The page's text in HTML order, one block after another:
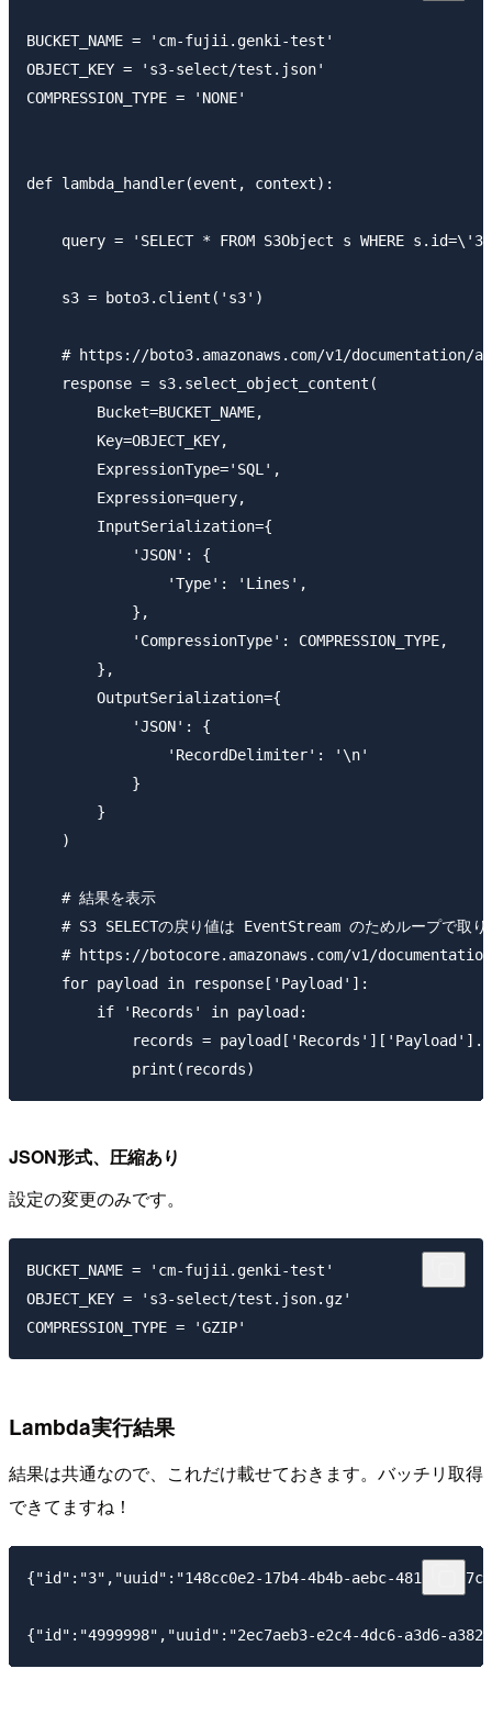
BUCKET_NAME = 'cm-fujii.genki-test'
OBJECT_KEY = 's3-select/test.json'
COMPRESSION_TYPE = 'NONE'
def lambda_handler(event, context):
query = 'SELECT * FROM S3Object s WHERE
    s3 = boto3.client('s3')
# https://boto3.amazonaws.com/v1/documentation/
    response = s3.select_object_content(
        Bucket=BUCKET_NAME,
        Key=OBJECT_KEY,
        ExpressionType='SQL',
        Expression=query,
        InputSerialization={
            'JSON': {
                'Type': 'Lines',
            },
            'CompressionType': COMPRESSION_TYPE,
        },
        OutputSerialization={
            'JSON': {
                'RecordDelimiter': '\n'
            }
        }
    )
    # 結果を表示
# S3 SELECTの戻り値は EventStream のためループで取り
# https://botocore.amazonaws.com/v1/
    for payload in response['Payload']:
        if 'Records' in payload:
records =
JSON形式、圧縮あり
設定の変更のみです。
BUCKET_NAME = 'cm-fujii.genki-test'
OBJECT_KEY = 's3-select/test.json.gz'
Lambda実行結果
結果は共通なので、これだけ載せておきます。バッチリ取得
できてますね！
{"id":"3","uuid":"148cc0e2-17b4-4b4b-aebc-